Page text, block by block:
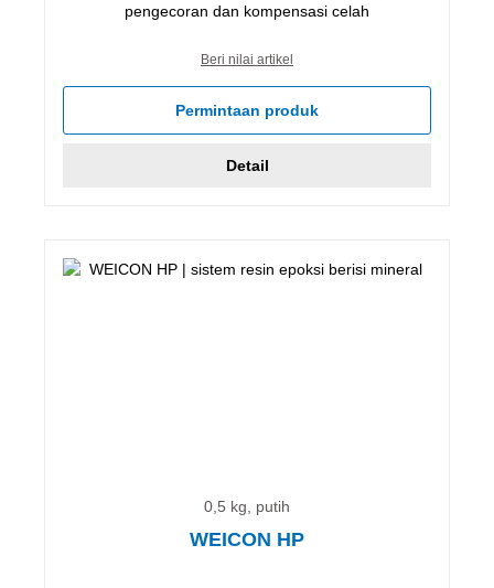
pengecoran dan kompensasi celah
Beri nilai artikel
Permintaan produk
Detail
0,5 kg, putih
WEICON HP